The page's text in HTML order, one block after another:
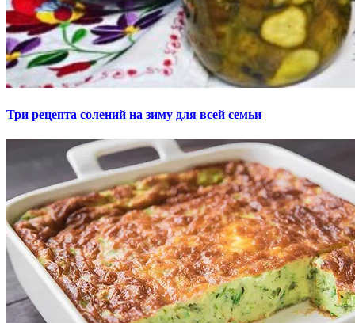
Три рецепта солений на зиму для всей семьи